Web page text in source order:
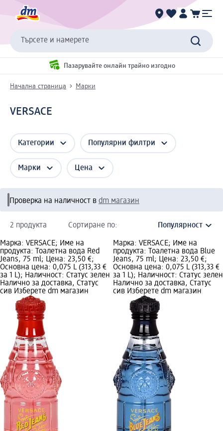
Търсете и намерете
Пазарувайте онлайн трайно изгодно
Начална страница Марки
VERSACE
Категории Популярни филтри
Марки Цена
Проверка на наличност в dm магазин
2 продукта Сортиране по:
Марка: VERSACE; Име на
продукта: Тоалетна вода Red
Jeans, 75 ml; Цена: 23,50 €;
Основна цена: 0,075 L (313,33 €
за 1 L); Наличност: Статус зелен
Налично за доставка, Статус
сив Изберете dm магазин
Марка: VERSACE; Име на
продукта: Тоалетна вода Blue
Jeans, 75 ml; Цена: 23,50 €;
Основна цена: 0,075 L (313,33 €
за 1 L); Наличност: Статус зелен
Налично за доставка, Статус
сив Изберете dm магазин